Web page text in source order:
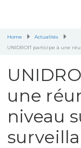
Home
Actualités
UNIDROIT participe à une
une
niveau